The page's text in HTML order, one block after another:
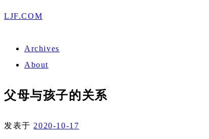
LJF.COM
Archives
About
父母与孩子的关系
发表于 2020-10-17